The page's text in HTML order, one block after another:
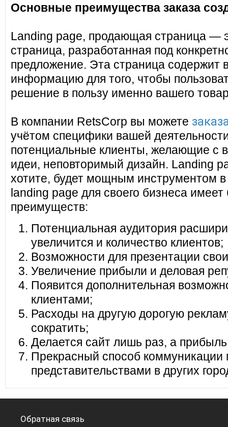
Основные преимущества заказа
Landing page, продающая страница —
страница, разработанная под
предложение. Эта страница содержит
информацию для того, чтобы
решение в пользу именно вашего
В компании RetsCorp вы можете
учётом специфики вашей
потенциальные клиенты, желающие с
идеи, неповторимый дизайн. Landing
хотите, будет мощным инструментом
landing page для своего бизнеса
преимуществ:
Потенциальная аудитория
увеличится и количество клиентов;
Возможности для презентации
Увеличение прибыли и деловая
Появится дополнительная
клиентами;
Расходы на другую дорогую
сократить;
Делается сайт лишь раз, а
Прекрасный способ коммуникации
представительствами в других
Обратная связь